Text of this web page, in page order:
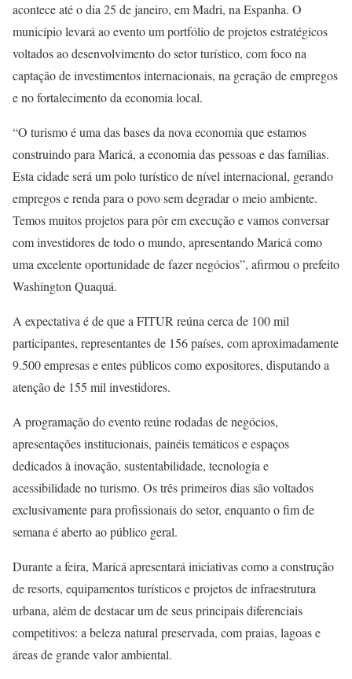
acontece até o dia 25 de janeiro, em Madri, na Espanha. O
município levará ao evento um portfólio de projetos estratégicos
voltados ao desenvolvimento do setor turístico, com foco na
captação de investimentos internacionais, na geração de empregos
e no fortalecimento da economia local.
“O turismo é uma das bases da nova economia que estamos
construindo para Maricá, a economia das pessoas e das famílias.
Esta cidade será um polo turístico de nível internacional, gerando
empregos e renda para o povo sem degradar o meio ambiente.
Temos muitos projetos para pôr em execução e vamos conversar
com investidores de todo o mundo, apresentando Maricá como
uma excelente oportunidade de fazer negócios”, afirmou o prefeito
Washington Quaquá.
A expectativa é de que a FITUR reúna cerca de 100 mil
participantes, representantes de 156 países, com aproximadamente
9.500 empresas e entes públicos como expositores, disputando a
atenção de 155 mil investidores.
A programação do evento reúne rodadas de negócios,
apresentações institucionais, painéis temáticos e espaços
dedicados à inovação, sustentabilidade, tecnologia e
acessibilidade no turismo. Os três primeiros dias são voltados
exclusivamente para profissionais do setor, enquanto o fim de
semana é aberto ao público geral.
Durante a feira, Maricá apresentará iniciativas como a construção
de resorts, equipamentos turísticos e projetos de infraestrutura
urbana, além de destacar um de seus principais diferenciais
competitivos: a beleza natural preservada, com praias, lagoas e
áreas de grande valor ambiental.